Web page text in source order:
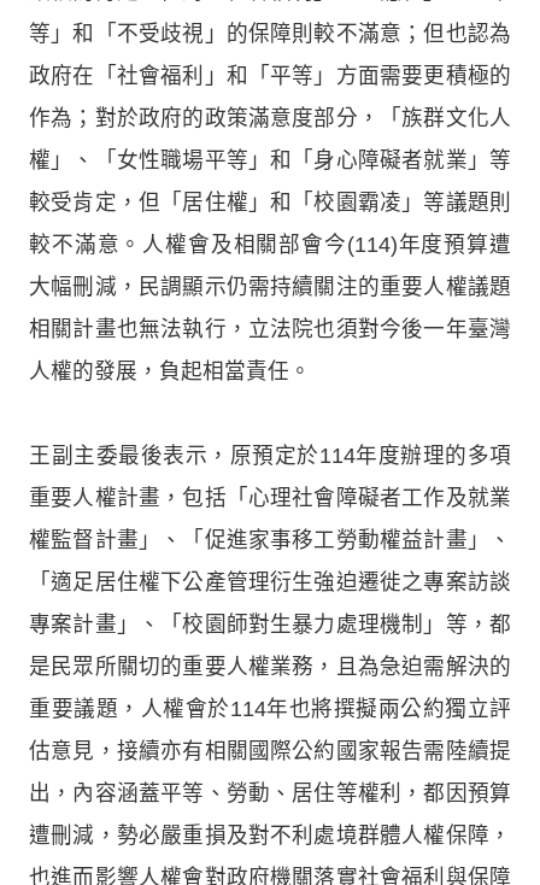
等」和「不受歧視」的保障則較不滿意；但也認為
政府在「社會福利」和「平等」方面需要更積極的
作為；對於政府的政策滿意度部分，「族群文化人
權」、「女性職場平等」和「身心障礙者就業」等
較受肯定，但「居住權」和「校園霸凌」等議題則
較不滿意。人權會及相關部會今(114)年度預算遭
大幅刪減，民調顯示仍需持續關注的重要人權議題
相關計畫也無法執行，立法院也須對今後一年臺灣
人權的發展，負起相當責任。
王副主委最後表示，原預定於114年度辦理的多項
重要人權計畫，包括「心理社會障礙者工作及就業
權監督計畫」、「促進家事移工勞動權益計畫」、
「適足居住權下公產管理衍生強迫遷徙之專案訪談
專案計畫」、「校園師對生暴力處理機制」等，都
是民眾所關切的重要人權業務，且為急迫需解決的
重要議題，人權會於114年也將撰擬兩公約獨立評
估意見，接續亦有相關國際公約國家報告需陸續提
出，內容涵蓋平等、勞動、居住等權利，都因預算
遭刪減，勢必嚴重損及對不利處境群體人權保障，
也進而影響人權會對政府機關落實社會福利與保障